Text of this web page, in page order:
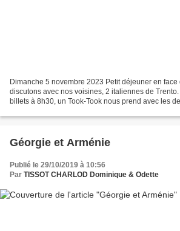
Dimanche 5 novembre 2023 Petit déjeuner en face
discutons avec nos voisines, 2 italiennes de
billets à 8h30, un Took-Took nous prend avec les
Géorgie et Arménie
Publié le 29/10/2019 à 10:56
Par TISSOT CHARLOD Dominique & Odette